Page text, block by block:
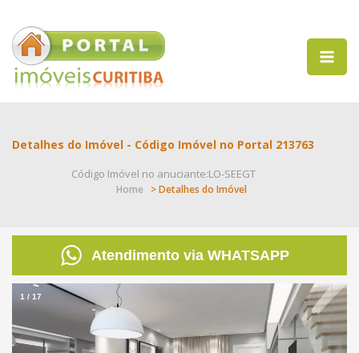
Detalhes do Imóvel - Código Imóvel no Portal 213763
Código Imóvel no anuciante:LO-SEEGT
Home > Detalhes do Imóvel
Atendimento via WHATSAPP
1 / 17